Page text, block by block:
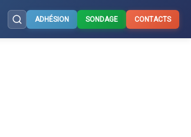
ADHÉSION SONDAGE CONTACTS